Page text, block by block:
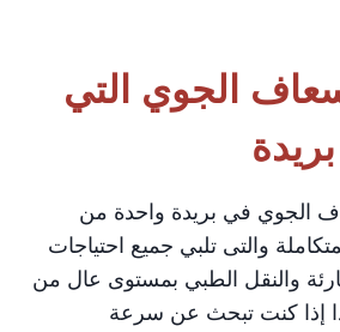
الجوي التي
الجوي في بريدة واحدة من
والتى تلبي جميع احتياجات
والنقل الطبي بمستوى عال من
لذا إذا كنت تبحث عن سرعة